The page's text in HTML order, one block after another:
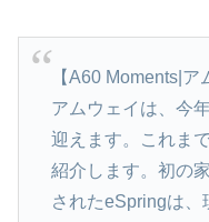
【A60 Moments|ア
アムウェイは、今
迎えます。これま
紹介します。初の
されたeSpringは